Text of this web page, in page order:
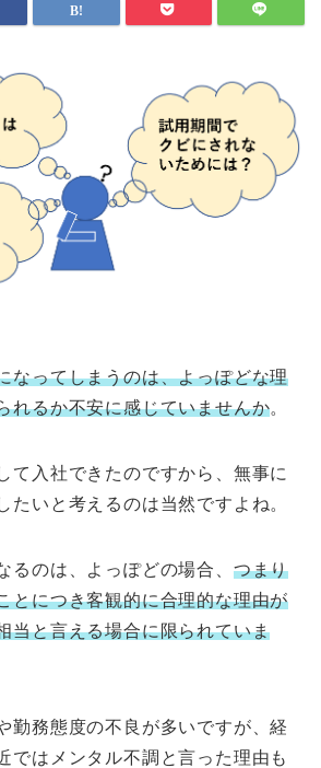
なってしまうのは、よっぽどな理
れるか不安に感じていませんか。
て入社できたのですから、無事に
たいと考えるのは当然ですよね。
るのは、よっぽどの場合、 つまり
とにつき客観的に合理的な理由が
当と言える場合に限られていま
勤務態度の不良が多いですが、経
ではメンタル不調と言った理由も